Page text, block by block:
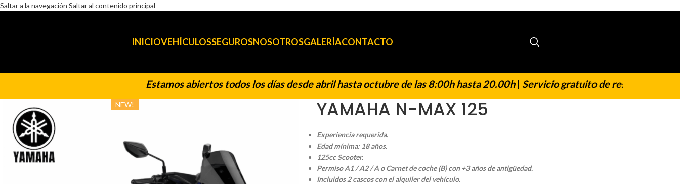
Saltar a la navegación Saltar al contenido principal
INICIOVEHÍCULOSSEGUROSNOSOTROSGALERÍACONTACTO
Estamos abiertos todos los días desde abril hasta octubre de las 8:00h hasta 20.00h|Servicio gratuito de reserva y regreso
NEW! YAMAHA N-MAX 125
Experiencia requerida.
Edad mínima: 18 años.
125cc Scooter.
Permiso A1 / A2 / A o Carnet de coche (B) con +3 años de antigüedad.
Incluidos 2 cascos con el alquiler del vehículo.